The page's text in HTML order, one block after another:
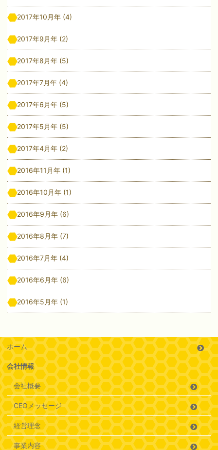
2017年10月年 (4)
2017年9月年 (2)
2017年8月年 (5)
2017年7月年 (4)
2017年6月年 (5)
2017年5月年 (5)
2017年4月年 (2)
2016年11月年 (1)
2016年10月年 (1)
2016年9月年 (6)
2016年8月年 (7)
2016年7月年 (4)
2016年6月年 (6)
2016年5月年 (1)
ホーム
会社情報
会社概要
CEOメッセージ
経営理念
事業内容